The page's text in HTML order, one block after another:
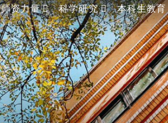
师资力量 科学研究 本科生教育